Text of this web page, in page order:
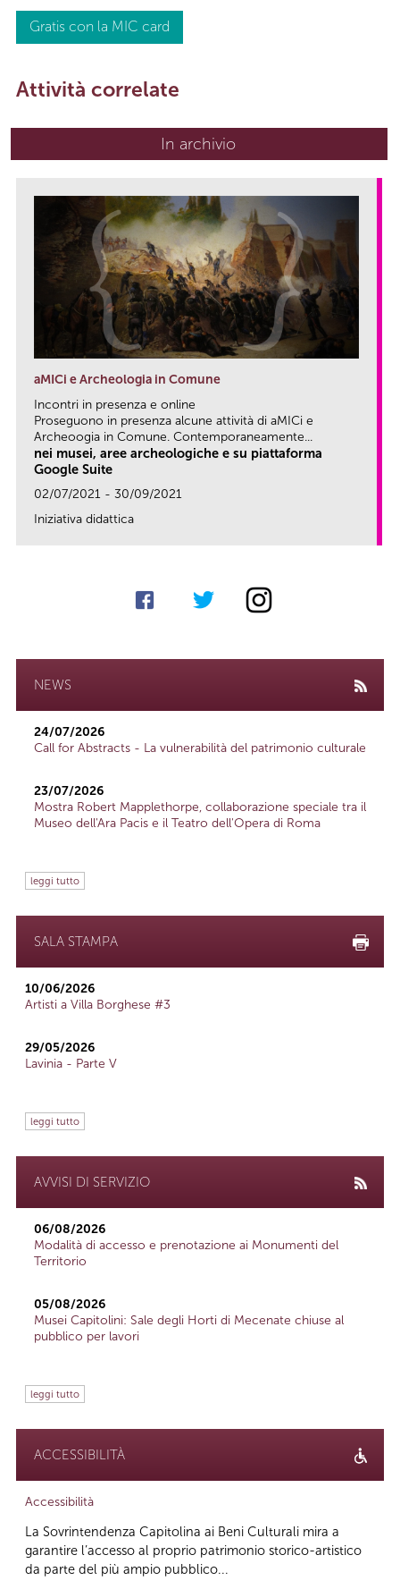
Gratis con la MIC card
Attività correlate
In archivio
aMICi e Archeologia in Comune
Incontri in presenza e online
Proseguono in presenza alcune attività di aMICi e
Archeoogia in Comune. Contemporaneamente...
nei musei, aree archeologiche e su piattaforma
Google Suite
02/07/2021 - 30/09/2021
Iniziativa didattica
NEWS
24/07/2026
Call for Abstracts - La vulnerabilità del patrimonio culturale
23/07/2026
Mostra Robert Mapplethorpe, collaborazione speciale tra il
Museo dell'Ara Pacis e il Teatro dell'Opera di Roma
leggi tutto
SALA STAMPA
10/06/2026
Artisti a Villa Borghese #3
29/05/2026
Lavinia - Parte V
leggi tutto
AVVISI DI SERVIZIO
06/08/2026
Modalità di accesso e prenotazione ai Monumenti del
Territorio
05/08/2026
Musei Capitolini: Sale degli Horti di Mecenate chiuse al
pubblico per lavori
leggi tutto
ACCESSIBILITÀ
Accessibilità
La Sovrintendenza Capitolina ai Beni Culturali mira a
garantire l’accesso al proprio patrimonio storico-artistico
da parte del più ampio pubblico...